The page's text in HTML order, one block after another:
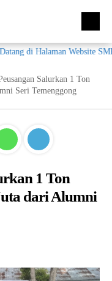
(OTKP)
di Halaman Website SMK
Salurkan 1 Ton
Seri Temenggong
1 Ton
dari Alumni